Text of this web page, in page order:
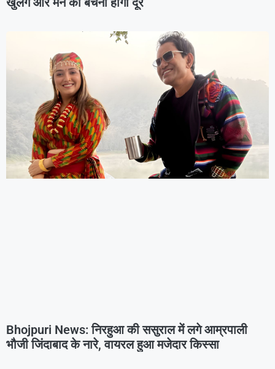
Bhojpuri News: निरहुआ की ससुराल में लगे आम्रपाली
भौजी जिंदाबाद के नारे, वायरल हुआ मजेदार किस्सा